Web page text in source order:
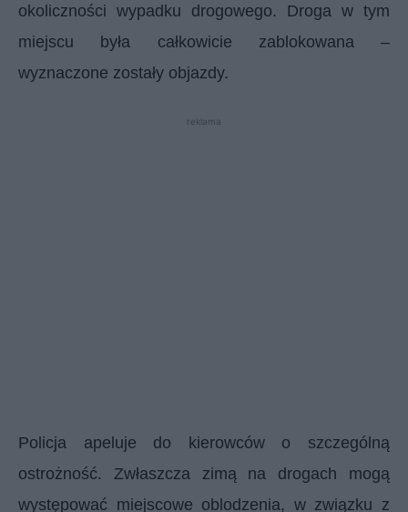
okoliczności wypadku drogowego. Droga w tym
miejscu była całkowicie zablokowana –
wyznaczone zostały objazdy.
reklama
Policja apeluje do kierowców o szczególną
ostrożność. Zwłaszcza zimą na drogach mogą
występować miejscowe oblodzenia, w związku z